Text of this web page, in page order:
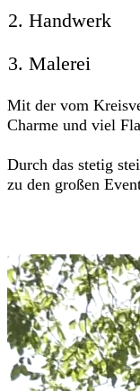
Handwerk
Malerei
Mit der vom
Charme und viel
Durch das stetig
zu den großen